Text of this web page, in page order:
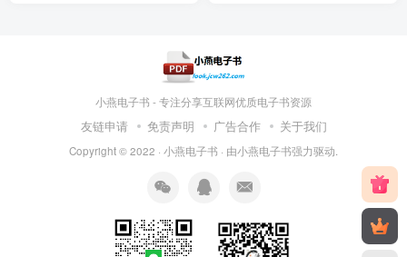
小燕电子书 - 专注分享互联网优质电子书资源
友链申请 免责声明 广告合作 关于我们
Copyright © 2022 · 小燕电子书 · 由小燕电子书强力驱动.